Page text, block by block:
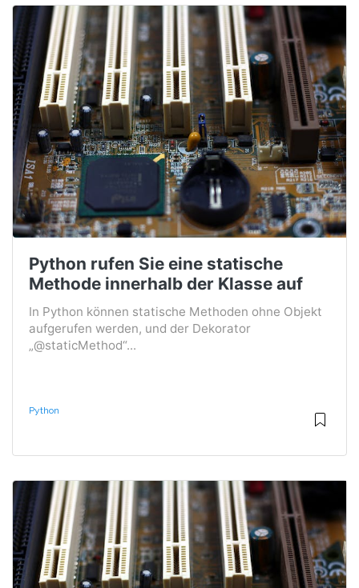
Python rufen Sie eine statische
Methode innerhalb der Klasse auf
In Python können statische Methoden ohne Objekt
aufgerufen werden, und der Dekorator
„@staticMethod“...
Python